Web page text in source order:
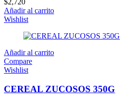
$2,720
Añadir al carrito
Wishlist
Añadir al carrito
Compare
Wishlist
CEREAL ZUCOSOS 350G